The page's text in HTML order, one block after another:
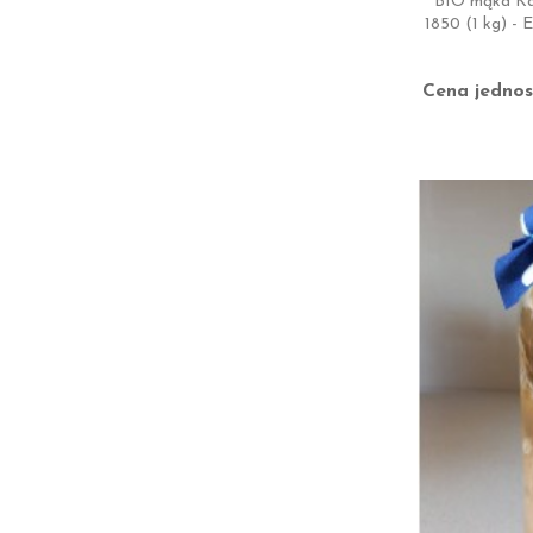
1850 (1 kg) -
Cena